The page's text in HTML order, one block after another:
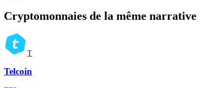
Cryptomonnaies de la même narrative
T
Telcoin